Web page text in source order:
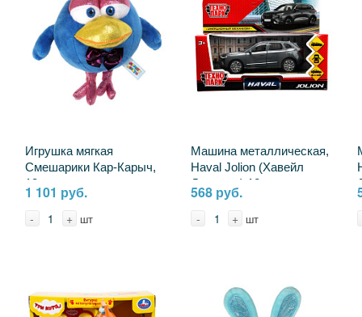
Игрушка мягкая
Смешарики Кар-Карыч,
13 см. музыкальная
Мульти-пульти A20312-
1 101 руб.
- + шт
Машина металлическая,
Haval Jolion (Хавейл
Джолион) 12 см. темно-
серый, Технопарк
JOLION-12-GY (72)
568 руб.
- + шт